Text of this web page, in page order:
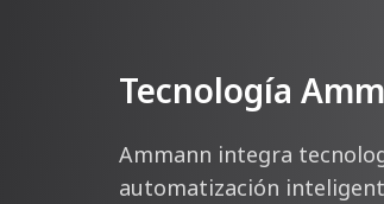
Tecnología
Ammann integra
automatización